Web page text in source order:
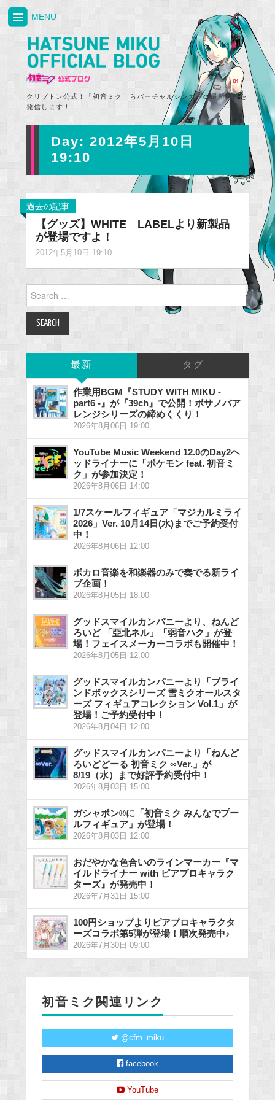
クリプトン公式！「初音ミク」らバーチャルシンガーの最新情報を
発信します！
MENU
Day: 2012年5月10日
19:10
過去の記事
【グッズ】WHITE LABELより新製品
が登場ですよ！
2012年5月10日 19:10
Search
for:
最新 タグ
作業用BGM『STUDY WITH MIKU -
part6 -』が『39ch』で公開！ボサノバア
レンジシリーズの締めくくり！
2026年8月06日 19:00
YouTube Music Weekend 12.0のDay2ヘ
ッドライナーに「ポケモン feat. 初音ミ
ク」が参加決定！
2026年8月06日 14:00
1/7スケールフィギュア「マジカルミライ
2026」Ver. 10月14日(水)までご予約受付
中！
2026年8月06日 12:00
ボカロ音楽を和楽器のみで奏でる新ライ
ブ企画！
2026年8月05日 18:00
グッドスマイルカンパニーより、ねんど
ろいど 「亞北ネル」「弱音ハク」が登
場！フェイスメーカーコラボも開催中！
2026年8月05日 12:00
グッドスマイルカンパニーより「ブライ
ンドボックスシリーズ 雪ミクオールスタ
ーズ フィギュアコレクション Vol.1」が
登場！ご予約受付中！
2026年8月04日 12:00
グッドスマイルカンパニーより「ねんど
ろいどどーる 初音ミク ∞Ver.」が
8/19（水）まで好評予約受付中！
2026年8月03日 15:00
ガシャポン®に「初音ミク みんなでプー
ルフィギュア」が登場！
2026年8月03日 12:00
おだやかな色合いのラインマーカー『マ
イルドライナー with ピアプロキャラク
ターズ』が発売中！
2026年7月31日 15:00
100円ショップよりピアプロキャラクタ
ーズコラボ第5弾が登場！順次発売中♪
2026年7月30日 09:00
初音ミク関連リンク
@cfm_miku
facebook
YouTube